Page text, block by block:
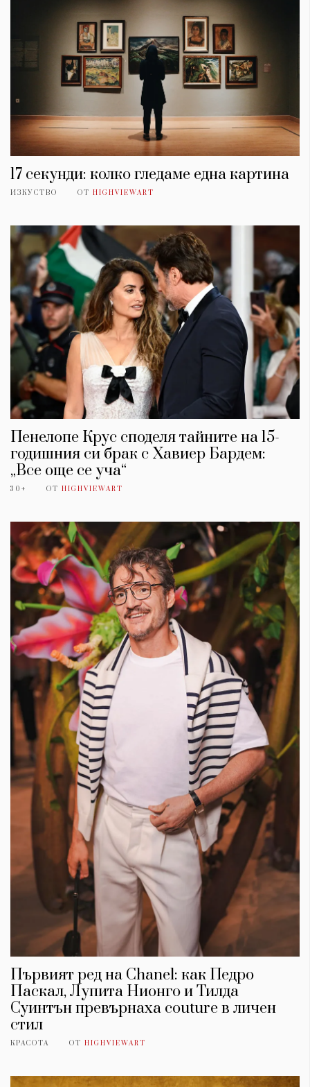
17 секунди: колко гледаме една картина
ИЗКУСТВО ОТ HIGHVIEWART
Пенелопе Крус споделя тайните на 15-
годишния си брак с Хавиер Бардем:
„Все още се уча“
30+ ОТ HIGHVIEWART
Първият ред на Chanel: как Педро
Паскал, Лупита Нионго и Тилда
Суинтън превърнаха couture в личен
стил
КРАСОТА ОТ HIGHVIEWART